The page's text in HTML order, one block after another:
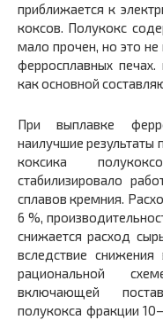
приближается к
коксов. Полукокс
мало прочен, но это не
ферросплавных
как основной
При выплавке
наилучшие результаты
коксика
стабилизировало
сплавов кремния.
6 %,
снижается расход
вследствие
рациональной
включающей
полукокса фракции